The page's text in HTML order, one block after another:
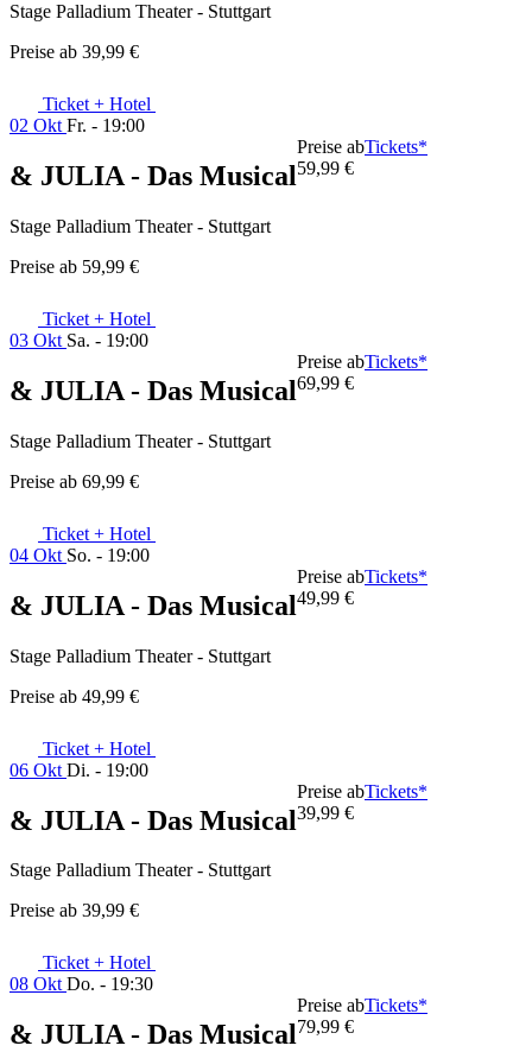
Stage Palladium Theater - Stuttgart
Preise ab 39,99 €
Ticket + Hotel
02 Okt Fr. - 19:00
& JULIA - Das Musical
Stage Palladium Theater - Stuttgart
Preise ab 59,99 €
Preise ab
59,99 €
Tickets*
Ticket + Hotel
03 Okt Sa. - 19:00
& JULIA - Das Musical
Stage Palladium Theater - Stuttgart
Preise ab 69,99 €
Preise ab
69,99 €
Tickets*
Ticket + Hotel
04 Okt So. - 19:00
& JULIA - Das Musical
Stage Palladium Theater - Stuttgart
Preise ab 49,99 €
Preise ab
49,99 €
Tickets*
Ticket + Hotel
06 Okt Di. - 19:00
& JULIA - Das Musical
Stage Palladium Theater - Stuttgart
Preise ab 39,99 €
Preise ab
39,99 €
Tickets*
Ticket + Hotel
08 OktDo. - 19:30
& JULIA - Das Musical
Preise ab
79,99 €
Tickets*